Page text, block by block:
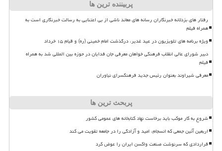
پربیننده ترین ها
رفتار های بزدلانه خبرنگاران رسانه های معاند ناشی از بی اعتنایی به رسالت خبرنگاری است به
همراه فیلم
ویژه برنامه های تلویزیون در عید غدیر، درگذشت امام خمینی (ره) و قیام ۱۵ خرداد
دبیر شورای عالی انقلاب فرهنگی خواهان معرفی جان فدایان در حوزه بین المللی شد به همراه
فیلم
معرفی شیراوند بعنوان رئیس جدید فرهنگسرای نیاوران
پربحث ترین ها
شروع به کار موکب باید برخاست نهاد کتابخانه های عمومی کشور
اربعین آئین جمعی که انسجام، امید و آزادگی را در جامعه تقویت می کند
قراردادی که سرنوشت صنعت واکسن ایران را عوض کرد